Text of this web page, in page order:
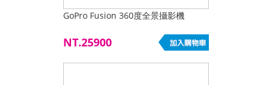
GoPro Fusion 360度全景攝影機
NT.25900